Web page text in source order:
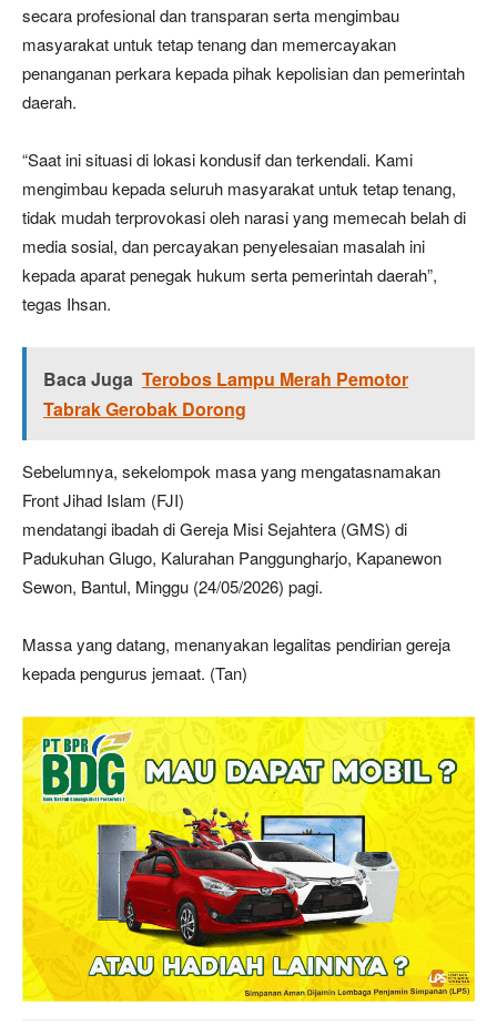
secara profesional dan transparan serta mengimbau
masyarakat untuk tetap tenang dan memercayakan
penanganan perkara kepada pihak kepolisian dan pemerintah
daerah.
“Saat ini situasi di lokasi kondusif dan terkendali. Kami
mengimbau kepada seluruh masyarakat untuk tetap tenang,
tidak mudah terprovokasi oleh narasi yang memecah belah di
media sosial, dan percayakan penyelesaian masalah ini
kepada aparat penegak hukum serta pemerintah daerah”,
tegas Ihsan.
Baca Juga Terobos Lampu Merah Pemotor
Tabrak Gerobak Dorong
Sebelumnya, sekelompok masa yang mengatasnamakan
Front Jihad Islam (FJI)
mendatangi ibadah di Gereja Misi Sejahtera (GMS) di
Padukuhan Glugo, Kalurahan Panggungharjo, Kapanewon
Sewon, Bantul, Minggu (24/05/2026) pagi.
Massa yang datang, menanyakan legalitas pendirian gereja
kepada pengurus jemaat. (Tan)